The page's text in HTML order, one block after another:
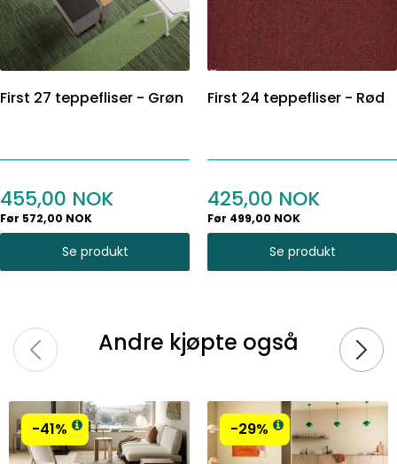
First 27 teppefliser - Grøn
455,00
Før 572,00 NOK
Se produkt
First 24 teppefliser - Rød
425,00
Før 499,00 NOK
Se produkt
Andre kjøpte også
-41% -29%